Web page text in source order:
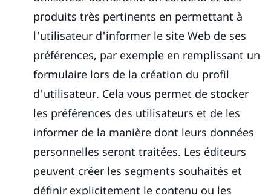
produits très pertinents en permettant à
l'utilisateur d'informer le site Web de ses
préférences, par exemple en remplissant un
formulaire lors de la création du profil
d'utilisateur. Cela vous permet de stocker
les préférences des utilisateurs et de les
informer de la manière dont leurs données
personnelles seront traitées. Les éditeurs
peuvent créer les segments souhaités et
définir explicitement le contenu ou les